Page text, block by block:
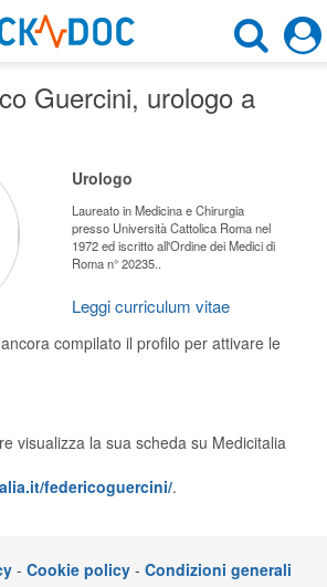
×
Motore di ricerca
×
CERCA
visita
online
in cloud
Guercini, urologo a
Urologo
Laureato in Medicina e Chirurgia
presso Università Cattolica Roma nel
1972 ed iscritto all'Ordine dei Medici di
Roma n° 20235..
Leggi curriculum vitae
compilato il profilo per attivare le
visualizza la sua scheda su Medicitalia
federicoguercini/.
- Cookie policy - Condizioni generali